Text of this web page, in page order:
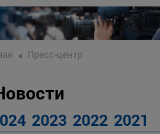
Пресс-центр
2023 2022 2021